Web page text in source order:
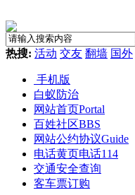
热搜: 活动 交友 翻墙 国外
手机版
白蚁防治
网站首页Portal
百姓社区BBS
网站公约协议Guide
电话黄页电话114
交通安全查询
客车票订购